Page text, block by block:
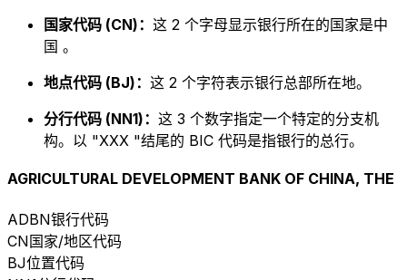
国家代码 (CN)： 这 2 个字母显示银行所在的国家是中
国 。
地点代码 (BJ)： 这 2 个字符表示银行总部所在地。
分行代码 (NN1)： 这 3 个数字指定一个特定的分支机
构。以 "XXX "结尾的 BIC 代码是指银行的总行。
AGRICULTURAL DEVELOPMENT BANK OF CHINA, THE
ADBN银行代码
CN国家/地区代码
BJ位置代码